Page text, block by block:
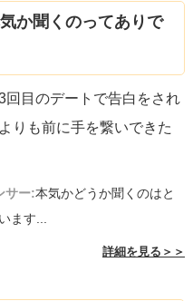
か聞くのってありで
回目のデートで告白をされ
りも前に手を繋いできた
サー:本気かどうか聞くのはと
ます...
詳細を見る＞＞